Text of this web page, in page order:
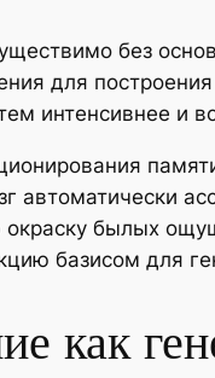
без
для
интенсивнее и
автоматически
былых
базисом для
как